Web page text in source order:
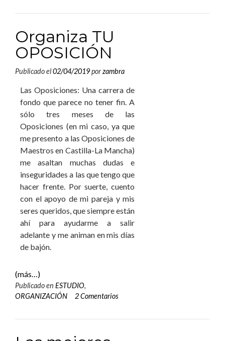
Organiza TU
OPOSICIÓN
Publicado el02/04/2019porzambra
Las Oposiciones: Una carrera de
fondo que parece no tener fin. A
sólo tres meses de las
Oposiciones (en mi caso, ya que
me presento a las Oposiciones de
Maestros en Castilla-La Mancha)
me asaltan muchas dudas e
inseguridades a las que tengo que
hacer frente. Por suerte, cuento
con el apoyo de mi pareja y mis
seres queridos, que siempre están
ahí para ayudarme a salir
adelante y me animan en mis días
de bajón.
(más…)
Publicado en ESTUDIO,
ORGANIZACIÓN
2 Comentarios